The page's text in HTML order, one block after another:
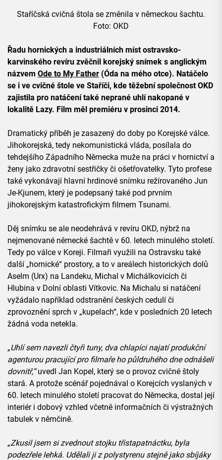
Staříčská cvičná štola se změnila v německou šachtu.
Foto: OKD
Řadu hornických a industriálních míst ostravsko-
karvinského revíru zvěčnil korejský snímek s anglickým
názvem Ode to My Father (Óda na mého otce). Natáčelo
se i ve cvičné štole ve Staříči, kde těžební společnost OKD
zajistila pro natáčení také neprané uhlí nakopané v
lokalitě Lazy. Film měl premiéru v prosinci 2014.
Dramatický příběh je zasazený do doby po Korejské válce.
Jihokorejská, tedy nekomunistická vláda, posílala do
tehdejšího Západního Německa muže na práci v hornictví a
ženy jako zdravotní sestřičky či ošetřovatelky. Tyto profese
také vykonávají hlavní hrdinové snímku režírovaného Jun
Je-Kjunem, který je podepsaný také pod prvním
jihokorejským katastrofickým filmem Tsunami.
Děj snímku se ale neodehrává v revíru OKD, nýbrž na
nejmenované německé šachtě v 60. letech minulého století.
Tedy po válce v Koreji. Filmaři využili na Ostravsku také
další „hornické“ prostory, a to v areálech historických dolů
Aselm (Urx) na Landeku, Michal v Michálkovicích či
Hlubina v Dolní oblasti Vítkovic. Na Michalu si natáčení
vyžádalo například odstranění českých cedulí či
zprovoznění sprch v „kupelach“, kde v posledních 20 letech
žádná voda netekla.
„Uhlí sem navezli čtyři tuny, dva chlapíci najatí produkční
agenturou pracující pro filmaře ho půldruhého dne odnášeli
dovnitř,“uvedl Jan Kopel, který se o provoz cvičné štoly
stará. A protože scénář pojednával o Korejcích vyslaných v
60. letech minulého století pracovat do Německa, dostal její
interiér i dobový vzhled včetně informačních či výstražných
tabulek v němčině.
„Zkusil jsem si zvednout stojku třistapatnáctku, byla
podezřele lehká. Udělali ji z polystyrenu stejně jako sbíjáky